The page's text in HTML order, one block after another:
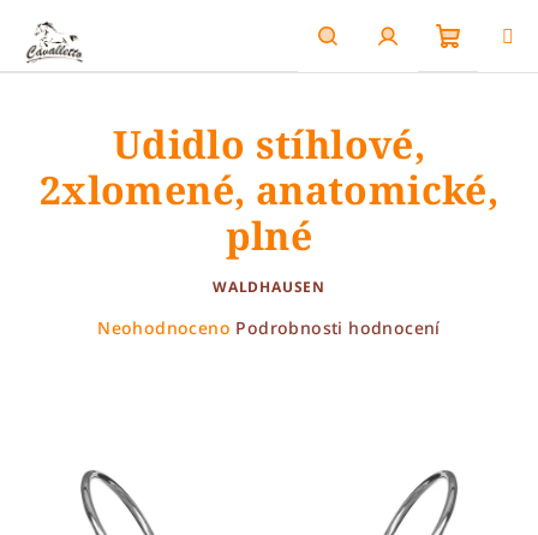
obsah
HledatPřihlášení
Udidlo stíhlové,
2xlomené, anatomické,
plné
WALDHAUSEN
Průměrné
5
hvězdiček.
Neohodnoceno Podrobnosti hodnocení